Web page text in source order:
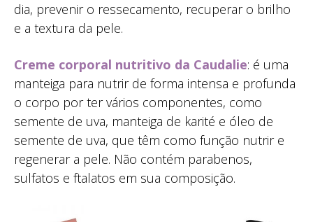
dia, prevenir o ressecamento, recuperar o brilho
e a textura da pele.
Creme corporal nutritivo da Caudalie: é uma
manteiga para nutrir de forma intensa e profunda
o corpo por ter vários componentes, como
semente de uva, manteiga de karité e óleo de
semente de uva, que têm como função nutrir e
regenerar a pele. Não contém parabenos,
sulfatos e ftalatos em sua composição.